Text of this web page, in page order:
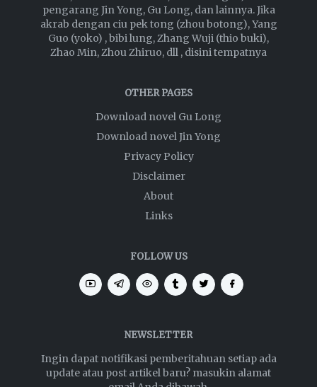
pengarang Jin Yong, Gu Long, dan lainnya. Jika
akrab dengan ciu pek tong (zhou botong), Yang
Guo (yoko) , bibi lung, Zhang Wuji (thio buki),
Zhao Min, Zhou Zhiruo, dll , disini tempatnya
OTHER PAGES
Download novel Gu Long
Download novel Jin Yong
Privacy Policy
Disclaimer
About
Links
FOLLOW US
NEWSLETTER
Ingin dapat notifikasi pemberitahuan setiap ada
update atau post artikel baru? masukin alamat